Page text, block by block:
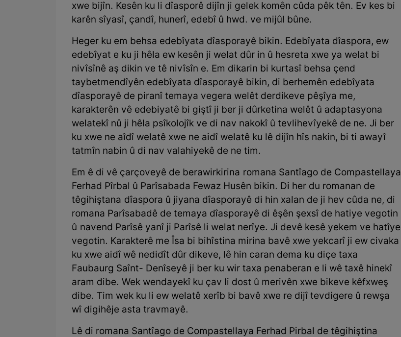
xwe bijîn. Kesên ku li dîasporê dijîn ji gelek komên cûda pêk tên. Ev kes bi
karên sîyasî, çandî, hunerî, edebî û hwd. ve mijûl bûne.
Heger ku em behsa edebîyata dîasporayê bikin. Edebîyata dîaspora, ew
edebîyat e ku ji hêla ew kesên ji welat dûr in û hesreta xwe ya welat bi
nivîsînê aş dikin ve tê nivîsîn e. Em dikarin bi kurtasî behsa çend
taybetmendîyên edebîyata dîasporayê bikin, di berhemên edebîyata
dîasporayê de piranî temaya vegera welêt derdikeve pêşîya me,
karakterên vê edebiyatê bi giştî ji ber ji dûrketina welêt û adaptasyona
welatekî nû ji hêla psîkolojîk ve di nav nakokî û tevlihevîyekê de ne. Ji ber
ku xwe ne aîdî welatê xwe ne aidî welatê ku lê dijîn hîs nakin, bi ti awayî
tatmîn nabin û di nav valahiyekê de ne tim.
Em ê di vê çarçoveyê de berawirkirina romana Santîago de Compastellaya
Ferhad Pîrbal û Parîsabada Fewaz Husên bikin. Di her du romanan de
têgihiştana dîaspora û jiyana dîasporayê di hin xalan de ji hev cûda ne, di
romana Parîsabadê de temaya dîasporayê di êşên şexsî de hatiye vegotin
û navend Parîsê yanî ji Parîsê li welat nerîye. Ji devê kesê yekem ve hatîye
vegotin. Karakterê me Îsa bi bihîstina mirina bavê xwe yekcarî ji ew civaka
ku xwe aidî wê nedidît dûr dikeve, lê hin caran dema ku diçe taxa
Faubaurg Saînt- Denîseyê ji ber ku wir taxa penaberan e li wê taxê hinekî
aram dibe. Wek wendayekî ku çav li dost û merivên xwe bikeve kêfxweş
dibe. Tim wek ku li ew welatê xerîb bi bavê xwe re dijî tevdigere û rewşa
wî digihêje asta travmayê.
Lê di romana Santîago de Compastellaya Ferhad Pirbal de têgihiştina